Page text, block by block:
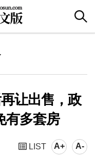
让出售，政
有多套房
LIST A+ A-